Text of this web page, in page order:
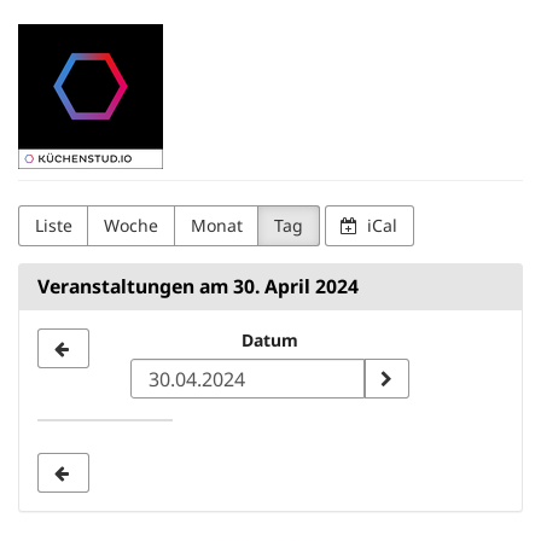
Zum
Inhalt
springen
Kuechenstud.io
Liste Woche Monat Tag iCal
Veranstaltungen am 30. April 2024
zur
Anzeige
Datum